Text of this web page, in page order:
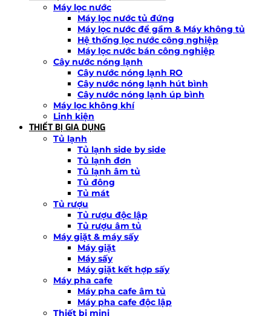
Máy lọc nước
Máy lọc nước tủ đứng
Máy lọc nước để gầm & Máy không tủ
Hệ thống lọc nước công nghiệp
Máy lọc nước bán công nghiệp
Cây nước nóng lạnh
Cây nước nóng lạnh RO
Cây nước nóng lạnh hút bình
Cây nước nóng lạnh úp bình
Máy lọc không khí
Linh kiện
THIẾT BỊ GIA DỤNG
Tủ lạnh
Tủ lạnh side by side
Tủ lạnh đơn
Tủ lạnh âm tủ
Tủ đông
Tủ mát
Tủ rượu
Tủ rượu độc lập
Tủ rượu âm tủ
Máy giặt & máy sấy
Máy giặt
Máy sấy
Máy giặt kết hợp sấy
Máy pha cafe
Máy pha cafe âm tủ
Máy pha cafe độc lập
Thiết bị mini